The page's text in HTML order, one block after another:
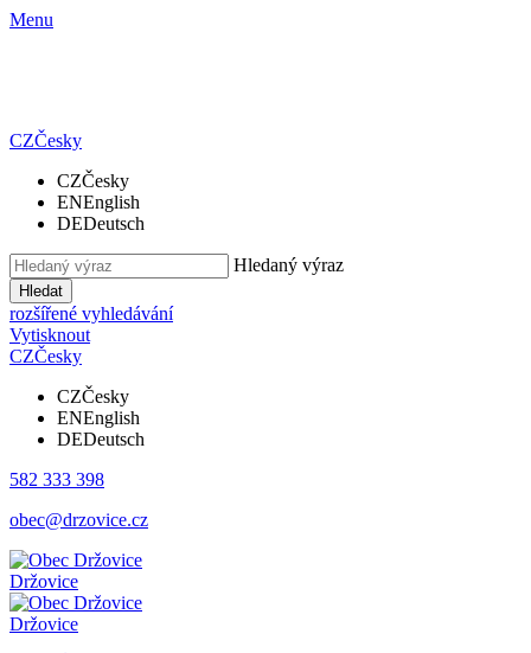
Menu
CZČesky
CZČesky
ENEnglish
DEDeutsch
Hledaný výraz
Hledat
rozšířené vyhledávání
Vytisknout
CZČesky
CZČesky
ENEnglish
DEDeutsch
582 333 398
obec@drzovice.cz
Držovice
Držovice